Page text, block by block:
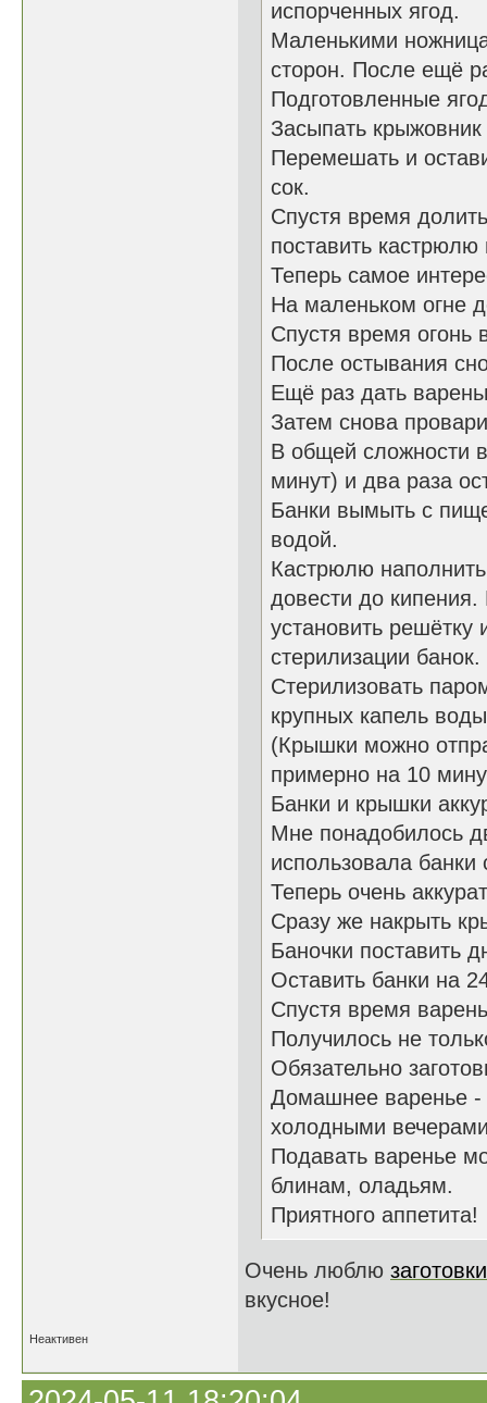
испорченных ягод.
Маленькими
сторон. После ещё
Подготовленные
Засыпать
Перемешать и
сок.
Спустя время
поставить
Теперь самое
На маленьком огне
Спустя время огонь
После остывания
Ещё раз дать
Затем снова
В общей сложности
минут) и два раза
Банки вымыть с
водой.
Кастрюлю
довести до
установить
стерилизации
Стерилизовать
крупных капель
(Крышки можно
примерно на 10
Банки и крышки
Мне понадобилось
использовала
Теперь очень
Сразу же накрыть
Баночки поставить
Оставить банки на
Спустя время
Получилось не
Обязательно
Домашнее варенье -
холодными
Подавать варенье
блинам, оладьям.
Приятного аппетита!
Очень люблю
вкусное!
Неактивен